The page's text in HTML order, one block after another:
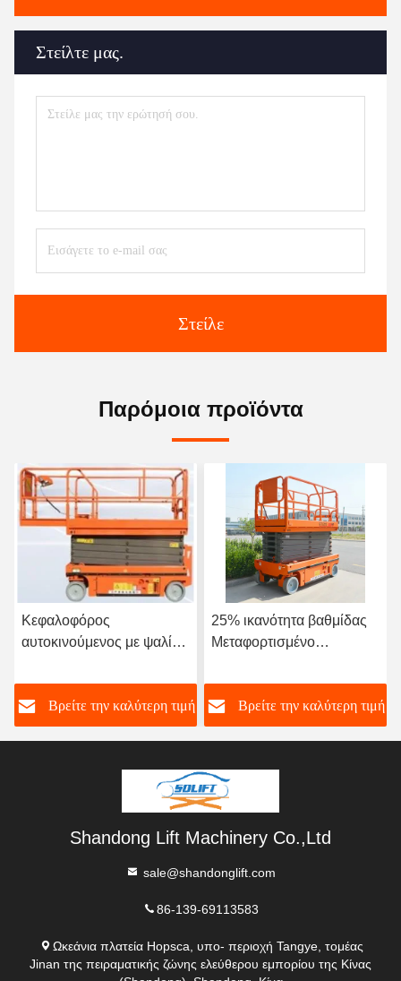
Στείλτε μας.
Στείλε
Παρόμοια προϊόντα
25% ικανότητα βαθμίδας
Μεταφορτισμένο
αναδιπλούμενο φράχτη
Βρείτε την καλύτερη τιμή
Μέγιστη ταχύτητα κίνησης
3,2m Km/h Αυτοκίνητο
πιστοποίηση CE ISO
Βρείτε την καλύτερη τιμή
Shandong Lift Machinery Co.,Ltd
sale@shandonglift.com
86-139-69113583
Ωκεάνια πλατεία Hopsca, υπο- περιοχή Tangye, τομέας
Jinan της πειραματικής ζώνης ελεύθερου εμπορίου της Κίνας